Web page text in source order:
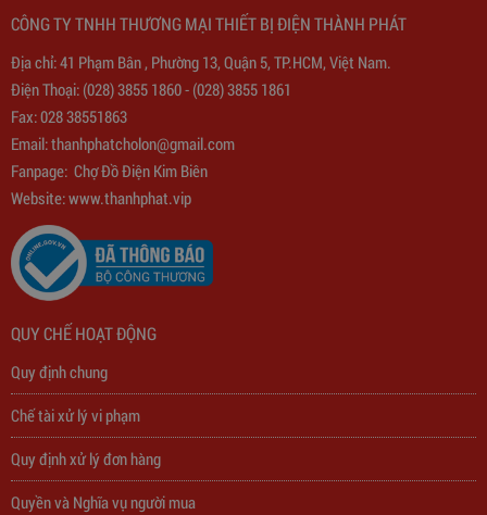
Biến Áp Đổi Nguồn DN020
775,000
CÔNG TY TNHH THƯƠNG MẠI THIẾT BỊ ĐIỆN THÀNH PHÁT
Địa chỉ: 41 Phạm Bân , Phường 13, Quận 5, TP.HCM, Việt Nam.
Điện Thoại: (028) 3855 1860- (028) 3855 1861
Fax: 028 38551863
Email:thanhphatcholon@gmail.com
Fanpage: Chợ Đồ Điện Kim Biên
Website: www.thanhphat.vip
QUY CHẾ HOẠT ĐỘNG
Quy định chung
Chế tài xử lý vi phạm
Quy định xử lý đơn hàng
Quyền và Nghĩa vụ người mua